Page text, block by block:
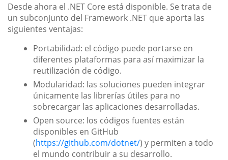
Desde ahora el .NET Core está disponible. Se trata de
un subconjunto del Framework .NET que aporta las
siguientes ventajas:
Portabilidad: el código puede portarse en
diferentes plataformas para así maximizar la
reutilización de código.
Modularidad: las soluciones pueden integrar
únicamente las librerías útiles para no
sobrecargar las aplicaciones desarrolladas.
Open source: los códigos fuentes están
disponibles en GitHub
(https://github.com/dotnet/) y permiten a todo
el mundo contribuir a su desarrollo.